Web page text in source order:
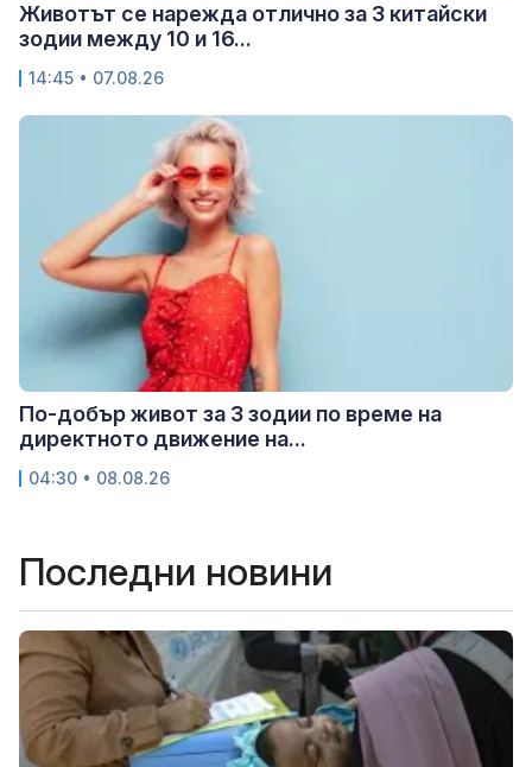
Животът се нарежда отлично за 3 китайски
зодии между 10 и 16...
14:45 • 07.08.26
По-добър живот за 3 зодии по време на
директното движение на...
04:30 • 08.08.26
Последни новини